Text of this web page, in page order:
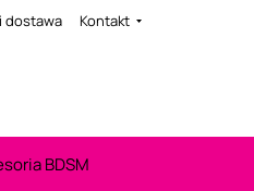
dostawa Kontakt
BDSM